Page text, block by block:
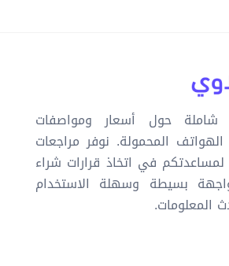
شاملة حول أسعار ومواصفات
المحمولة. نوفر مراجعات
في اتخاذ قرارات شراء
بسيطة وسهلة الاستخدام
المعلومات.